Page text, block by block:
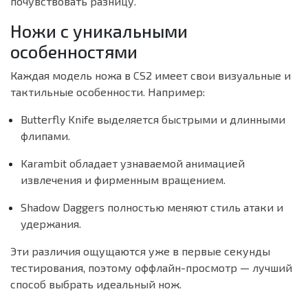
Ножи с уникальными
особенностями
Каждая модель ножа в CS2 имеет свои визуальные и
тактильные особенности. Например:
Butterfly Knife выделяется быстрыми и длинными
флипами.
Karambit обладает узнаваемой анимацией
извлечения и фирменным вращением.
Shadow Daggers полностью меняют стиль атаки и
удержания.
Эти различия ощущаются уже в первые секунды
тестирования, поэтому оффлайн-просмотр — лучший
способ выбрать идеальный нож.